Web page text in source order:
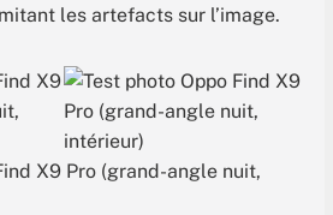
les artefacts sur l’image.